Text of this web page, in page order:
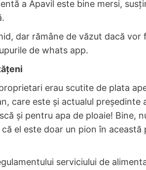
a Apavil este bine mersi,
dar rămâne de văzut dacă vor
de whats app.
erau scutite de plata
care este și actualul președinte
și pentru apa de ploaie! Bine,
el este doar un pion în această
serviciului de